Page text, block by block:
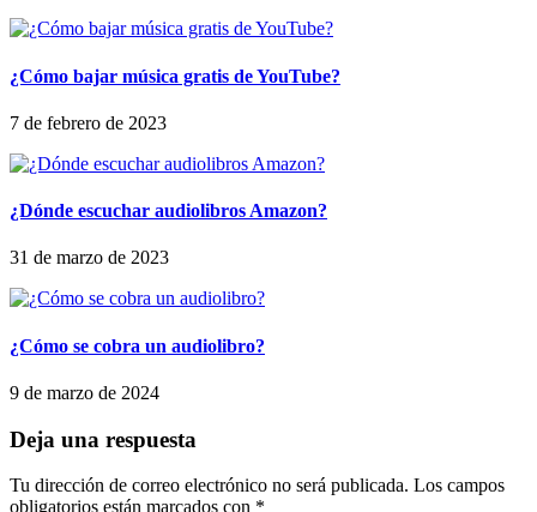
¿Cómo bajar música gratis de YouTube?
7 de febrero de 2023
¿Dónde escuchar audiolibros Amazon?
31 de marzo de 2023
¿Cómo se cobra un audiolibro?
9 de marzo de 2024
Deja una respuesta
Tu dirección de correo electrónico no será publicada. Los campos
obligatorios están marcados con *